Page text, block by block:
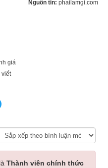
Nguồn tin: phailamgi.com
giá
viết
Thành viên chính thức